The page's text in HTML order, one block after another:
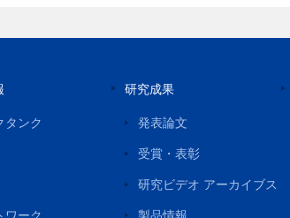
タンク
研究成果
発表論文
受賞・表彰
研究ビデオ アーカイブス